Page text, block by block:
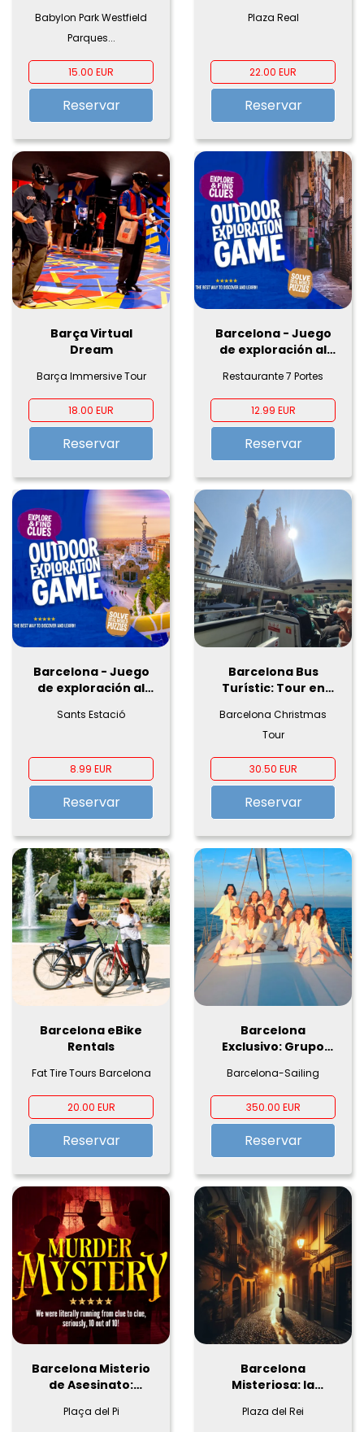
Babylon Park Westfield
Parques...
15.00 EUR
Reservar
Plaza Real
22.00 EUR
Reservar
Barça Virtual
Dream
Barça Immersive Tour
18.00 EUR
Reservar
Barcelona - Juego
de exploración al
Restaurante 7 Portes
12.99 EUR
Reservar
Barcelona - Juego
de exploración al
Sants Estació
8.99 EUR
Reservar
Barcelona Bus
Turístic: Tour en
Barcelona Christmas
Tour
30.50 EUR
Reservar
Barcelona eBike
Rentals
Fat Tire Tours Barcelona
20.00 EUR
Reservar
Barcelona
Exclusivo: Grupo
de Lujo - 2 Horas
Especiales al
Atardecer
Barcelona-Sailing
350.00 EUR
Reservar
Barcelona Misterio
de Asesinato:
Plaça del Pi
Barcelona
Misteriosa: la
que desafiará tu
Plaza del Rei